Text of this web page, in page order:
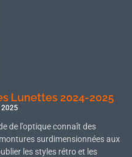
Lunettes 2024-2025
2025
de l’optique connaît des
surdimensionnées aux
les styles rétro et les